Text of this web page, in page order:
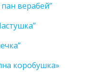
верабей”
коробушка»